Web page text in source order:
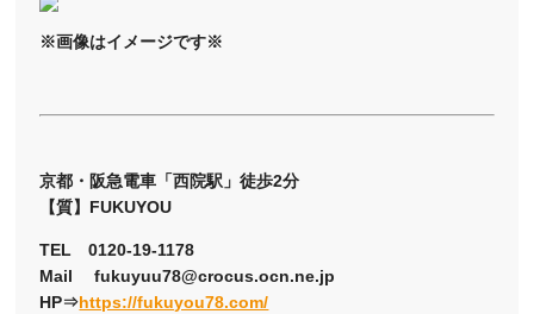
※画像はイメージです※
京都・阪急電車「西院駅」徒歩2分
【質】FUKUYOU
TEL 0120-19-1178
Mail fukuyuu78@crocus.ocn.ne.jp
HP⇒https://fukuyou78.com/